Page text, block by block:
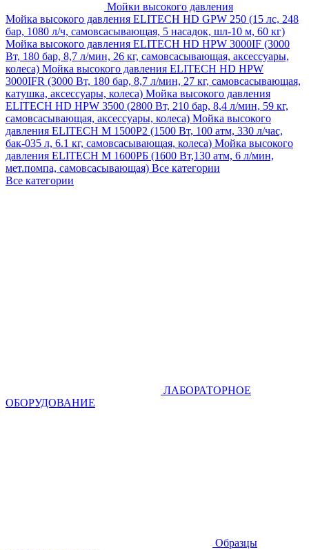
Мойки высокого давления
Мойка высокого давления ELITECH HD GPW 250 (15 лс, 248
бар, 1080 л/ч, самовсасывающая, 5 насадок, шл-10 м, 60 кг)
Мойка высокого давления ELITECH HD HPW 3000IF (3000
Вт, 180 бар, 8,7 л/мин, 26 кг, самовсасывающая, аксессуары,
колеса) Мойка высокого давления ELITECH HD HPW
3000IFR (3000 Вт, 180 бар, 8,7 л/мин, 27 кг, самовсасывающая,
катушка, аксессуары, колеса) Мойка высокого давления
ELITECH HD HPW 3500 (2800 Вт, 210 бар, 8,4 л/мин, 59 кг,
самовсасывающая, аксессуары, колеса) Мойка высокого
давления ELITECH M 1500P2 (1500 Вт, 100 атм, 330 л/час,
бак-035 л, 6.1 кг, самовсасывающая, колеса) Мойка высокого
давления ELITECH М 1600РБ (1600 Вт,130 атм, 6 л/мин,
мет.помпа, самовсасывающая) Все категории
Все категории
ЛАБОРАТОРНОЕ
ОБОРУДОВАНИЕ
Образцы